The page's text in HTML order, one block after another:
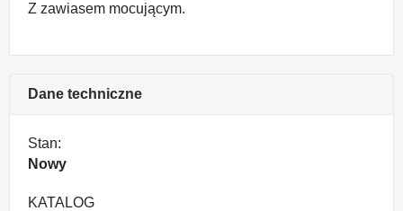
Z zawiasem mocującym.
Dane techniczne
Stan:
Nowy
KATALOG